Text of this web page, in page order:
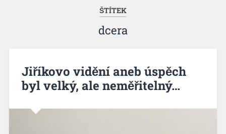
ŠTÍTEK
dcera
Jiříkovo vidění aneb úspěch
byl velký, ale neměřitelný…